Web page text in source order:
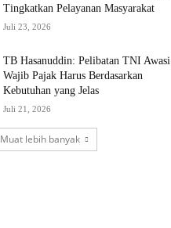
Tingkatkan Pelayanan Masyarakat
Juli 23, 2026
TB Hasanuddin: Pelibatan TNI Awasi
Wajib Pajak Harus Berdasarkan
Kebutuhan yang Jelas
Juli 21, 2026
Muat lebih banyak